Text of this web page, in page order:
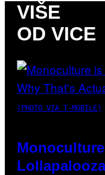
VIŠE
OD VICE
(PHOTO VIA T-MOBILE)